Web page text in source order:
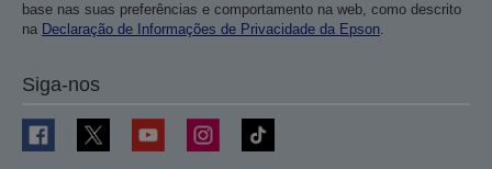
base nas suas preferências e comportamento na web, como descrito
na Declaração de Informações de Privacidade da Epson.
Siga-nos